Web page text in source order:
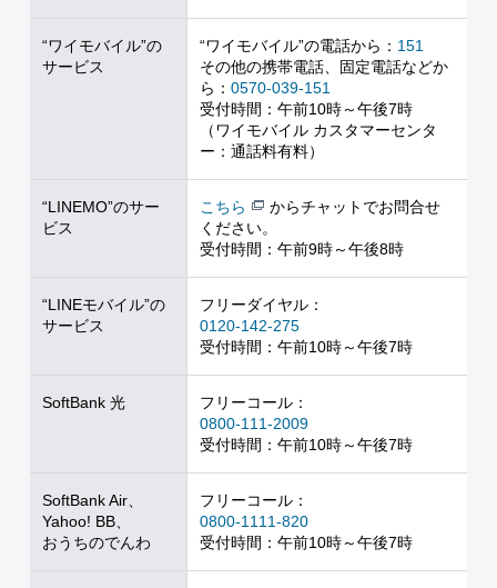
“ワイモバイル”の
サービス
“ワイモバイル”の電話から： 151
その他の携帯電話、固定電話などか
ら： 0570-039-151
受付時間：午前10時～午後7時
（ワイモバイル カスタマーセンタ
ー：通話料有料）
“LINEMO”のサー
ビス
こちら
からチャットでお問合せ
ください。
受付時間：午前9時～午後8時
“LINEモバイル”の
サービス
フリーダイヤル：
0120-142-275
受付時間：午前10時～午後7時
SoftBank 光
フリーコール：
0800-111-2009
受付時間：午前10時～午後7時
SoftBank Air、
Yahoo! BB、
おうちのでんわ
フリーコール：
0800-1111-820
受付時間：午前10時～午後7時